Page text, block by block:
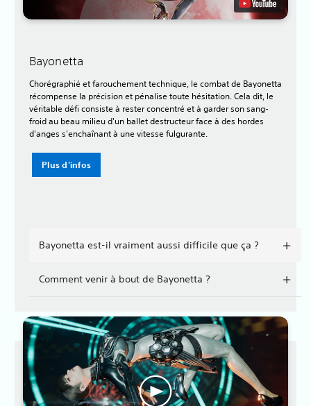
Bayonetta
Chorégraphié et farouchement technique, le combat de Bayonetta
récompense la précision et pénalise toute hésitation. Cela dit, le
véritable défi consiste à rester concentré et à garder son sang-
froid au beau milieu d'un ballet destructeur face à des hordes
d'anges s'enchaînant à une vitesse fulgurante.
Plus d'infos
Bayonetta est-il vraiment aussi difficile que ça ?
Comment venir à bout de Bayonetta ?